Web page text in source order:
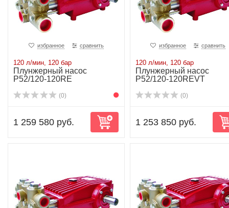
избранное сравнить
120 л/мин, 120 бар
Плунжерный насос
P52/120-120RE
(0)
1 259 580 руб.
избранное сравнить
120 л/мин, 120 бар
Плунжерный насос
P52/120-120REVT
(0)
1 253 850 руб.